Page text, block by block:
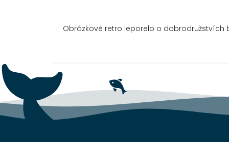
Obrázkové retro leporelo o dobrodružstvích